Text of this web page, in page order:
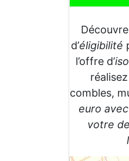
d’éligibilité
l’offre d’
réalisez
combles,
euro
votre